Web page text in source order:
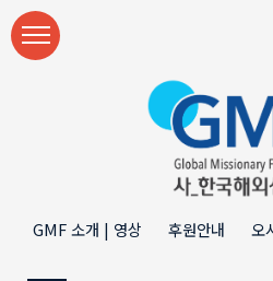
본문 바로가기
GMF 소개 | 영상 후원안내 오